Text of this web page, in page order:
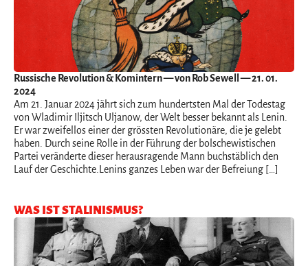
Russische Revolution & Komintern— von Rob Sewell — 21. 01.
2024
Am 21. Januar 2024 jährt sich zum hundertsten Mal der Todestag
von Wladimir Iljitsch Uljanow, der Welt besser bekannt als Lenin.
Er war zweifellos einer der grössten Revolutionäre, die je gelebt
haben. Durch seine Rolle in der Führung der bolschewistischen
Partei veränderte dieser herausragende Mann buchstäblich den
Lauf der Geschichte.Lenins ganzes Leben war der Befreiung […]
WAS IST STALINISMUS?